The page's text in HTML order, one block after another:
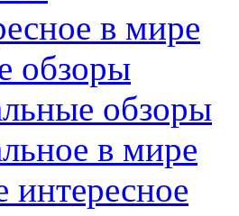
в мире
обзоры
обзоры
в мире
интересное